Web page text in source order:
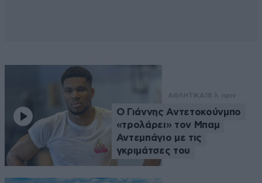
ΑΘΛΗΤΙΚΑ 18 λ. πριν
Ο Γιάννης Αντετοκούνμπο
«τρολάρει» τον Μπαμ
Αντεμπάγιο με τις
γκριμάτσες του